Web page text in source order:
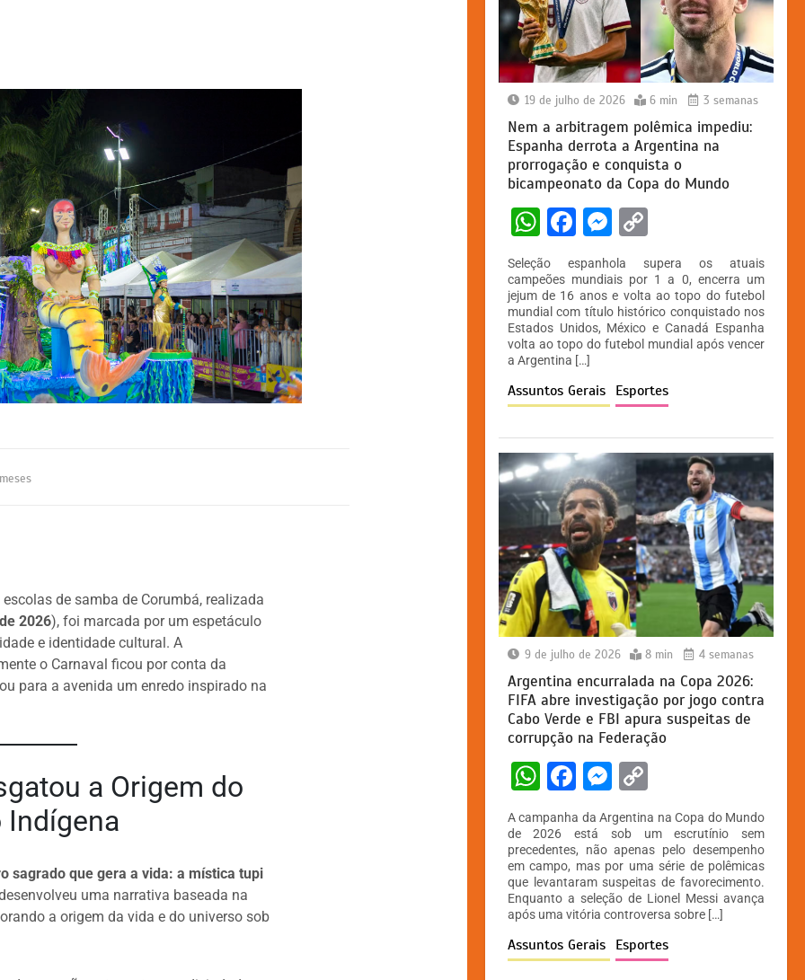
de samba de Corumbá, realizada
2026), foi marcada por um espetáculo
e identidade cultural. A
o Carnaval ficou por conta da
para a avenida um enredo inspirado na
a Origem do
Indígena
sagrado que gera a vida: a mística tupi
uma narrativa baseada na
a origem da vida e do universo sob
19 de julho de 2026 6 min 3 semanas
Nem a arbitragem polêmica impediu:
Espanha derrota a Argentina na
prorrogação e conquista o
bicampeonato da Copa do Mundo
W
h
at
s
A
p
p
F
c
e
b
o
o
M
e
s
s
e
g
p
y
Li
k
Seleção espanhola supera os atuais
campeões mundiais por 1 a 0, encerra um
jejum de 16 anos e volta ao topo do futebol
mundial com título histórico conquistado nos
Estados Unidos, México e Canadá Espanha
volta ao topo do futebol mundial após vencer
a Argentina […]
Assuntos Gerais Esportes
9 de julho de 2026 8 min 4 semanas
Argentina encurralada na Copa 2026:
FIFA abre investigação por jogo contra
Cabo Verde e FBI apura suspeitas de
corrupção na Federação
W
at
s
A
p
p
F
a
c
e
b
o
o
M
s
s
e
n
g
C
p
y
Li
n
k
A campanha da Argentina na Copa do Mundo
de 2026 está sob um escrutínio sem
precedentes, não apenas pelo desempenho
em campo, mas por uma série de polêmicas
que levantaram suspeitas de favorecimento.
Enquanto a seleção de Lionel Messi avança
após uma vitória controversa sobre […]
Assuntos Gerais Esportes